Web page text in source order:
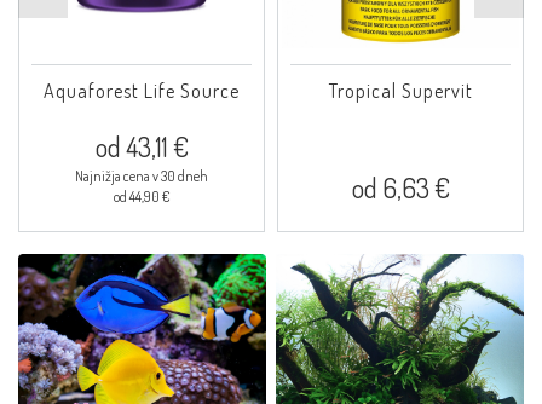
Aquaforest Life Source
od 43,11 €
Najnižja cena v 30 dneh
od 44,90 €
Tropical Supervit
od 6,63 €